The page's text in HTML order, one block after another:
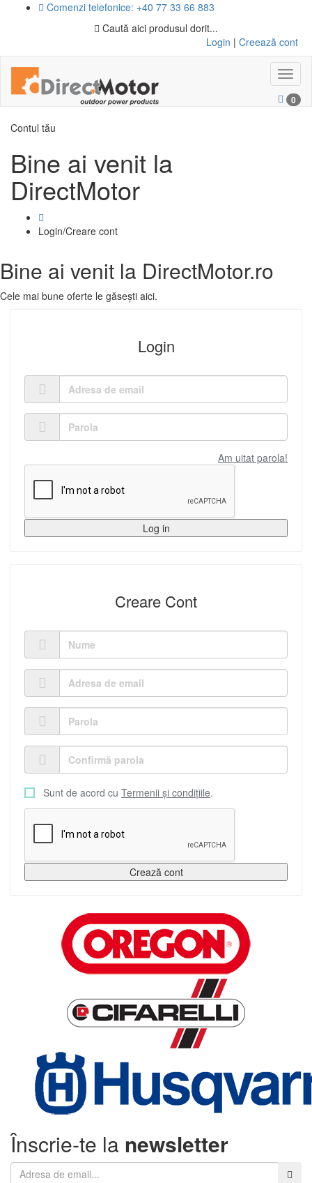
Comenzi telefonice: +40 77 33 66 883
Caută aici produsul dorit...
Login | Creează cont
0
Contul tău
Bine ai venit la
DirectMotor
Login/Creare cont
Bine ai venit la DirectMotor.ro
Cele mai bune oferte le găsești aici.
Login
Am uitat parola!
Log in
Creare Cont
Sunt de acord cu Termenii și condițiile.
Crează cont
Înscrie-te la newsletter